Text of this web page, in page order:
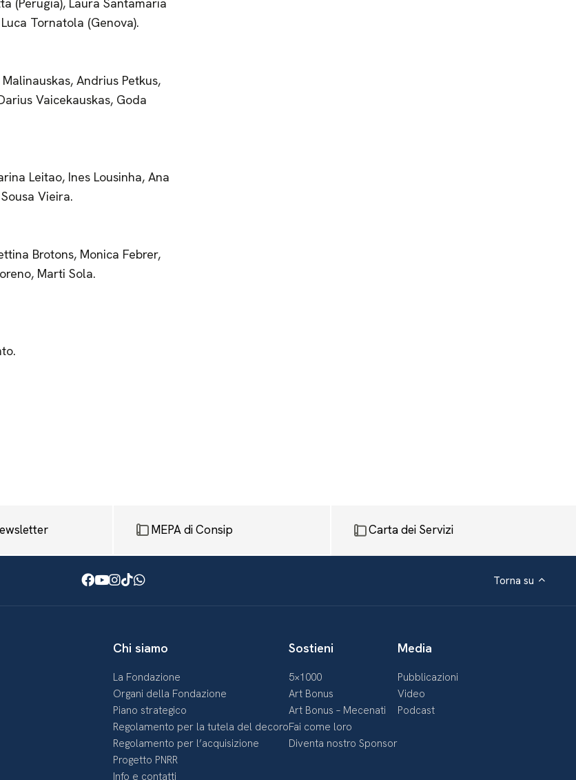
Tornatola (Genova).
Andrius Petkus,
Vaicekauskas, Goda
Leitao, Ines Lousinha, Ana
Vieira.
Brotons, Monica Febrer,
Marti Sola.
MEPA di Consip Carta dei Servizi
Facebook
Youtube
Instagram
TikTok
WhatsApp Torna su
Chi siamo
La Fondazione
Organi della Fondazione
Piano strategico
Regolamento per la tutela del decoro
Regolamento per l’acquisizione
Progetto PNRR
Info e contatti
Sostieni
5×1000
Art Bonus
Art Bonus – Mecenati
Fai come loro
Diventa nostro Sponsor
Media
Pubblicazioni
Video
Podcast